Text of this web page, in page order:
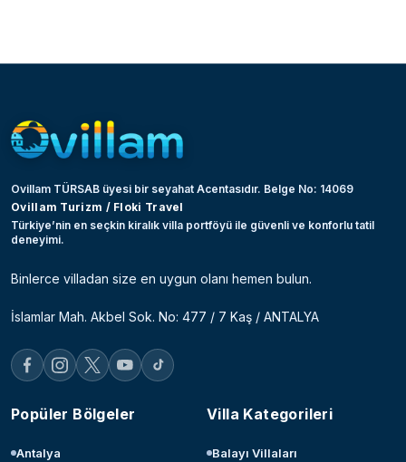
Ovillam TÜRSAB üyesi bir seyahat Acentasıdır. Belge No: 14069
Ovillam Turizm / Floki Travel
Türkiye’nin en seçkin kiralık villa portföyü ile güvenli ve konforlu tatil
deneyimi.
Binlerce villadan size en uygun olanı hemen bulun.
İslamlar Mah. Akbel Sok. No: 477 / 7 Kaş / ANTALYA
Popüler Bölgeler
Antalya
Villa Kategorileri
Balayı Villaları